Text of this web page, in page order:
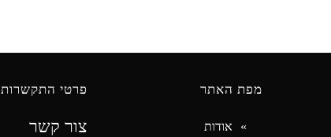
מפת האתר
אודות
פרטי התקשרות
צור קשר